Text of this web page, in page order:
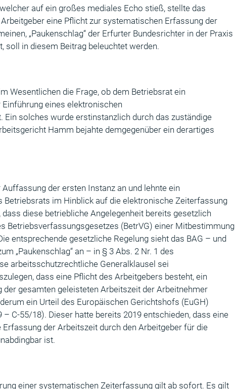
auf ein großes mediales Echo stieß, stellte das
eine Pflicht zur systematischen Erfassung der
„Paukenschlag“ der Erfurter Bundesrichter in der Praxis
soll in diesem Beitrag beleuchtet werden.
Wesentlichen die Frage, ob dem Betriebsrat ein
eines elektronischen
solches wurde erstinstanzlich durch das zuständige
Hamm bejahte demgegenüber ein derartiges
der ersten Instanz an und lehnte ein
im Hinblick auf die elektronische Zeiterfassung
diese betriebliche Angelegenheit bereits gesetzlich
Betriebsverfassungsgesetzes (BetrVG) einer Mitbestimmung
entsprechende gesetzliche Regelung sieht das BAG – und
„Paukenschlag“ an – in § 3 Abs. 2 Nr. 1 des
arbeitsschutzrechtliche Generalklausel sei
dass eine Pflicht des Arbeitgebers besteht, ein
gesamten geleisteten Arbeitszeit der Arbeitnehmer
ein Urteil des Europäischen Gerichtshofs (EuGH)
– C-55/18). Dieser hatte bereits 2019 entschieden, dass eine
der Arbeitszeit durch den Arbeitgeber für die
ist.
einer systematischen Zeiterfassung gilt ab sofort. Es gilt